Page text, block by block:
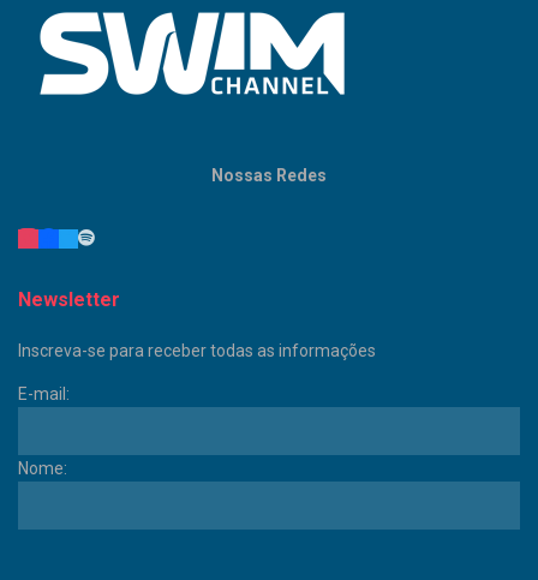
Nossas Redes
Newsletter
Inscreva-se para receber todas as informações
E-mail:
Nome: